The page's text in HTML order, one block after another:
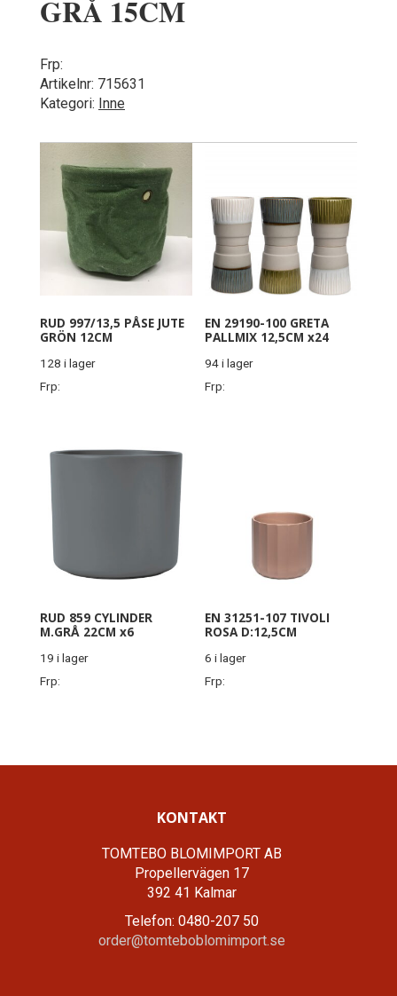
GRÅ 15CM
Frp:
Artikelnr: 715631
Kategori: Inne
RUD 997/13,5 PÅSE JUTE
GRÖN 12CM
128 i lager
Frp:
EN 29190-100 GRETA
PALLMIX 12,5CM x24
94 i lager
Frp:
RUD 859 CYLINDER
M.GRÅ 22CM x6
19 i lager
Frp:
EN 31251-107 TIVOLI
ROSA D:12,5CM
6 i lager
Frp:
KONTAKT
TOMTEBO BLOMIMPORT AB
Propellervägen 17
392 41 Kalmar
Telefon: 0480-207 50
order@tomteboblomimport.se